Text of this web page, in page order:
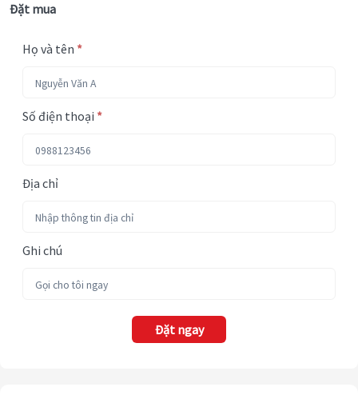
Đặt mua
Họ và tên *
Số điện thoại *
Địa chỉ
Ghi chú
Đặt ngay